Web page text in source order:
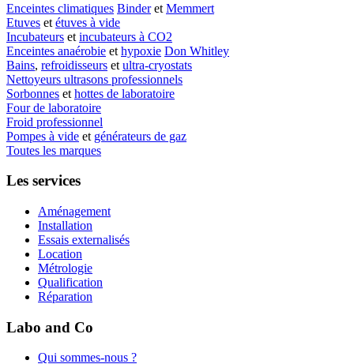
Enceintes climatiques Binderet Memmert
Etuves et étuves à vide
Incubateurs et incubateurs à CO2
Enceintes anaérobie et hypoxie Don Whitley
Bains, refroidisseurs et ultra-cryostats
Nettoyeurs ultrasons professionnels
Sorbonnes et hottes de laboratoire
Four de laboratoire
Froid professionnel
Pompes à vide et générateurs de gaz
Toutes les marques
Les services
Aménagement
Installation
Essais externalisés
Location
Métrologie
Qualification
Réparation
Labo and Co
Qui sommes-nous ?